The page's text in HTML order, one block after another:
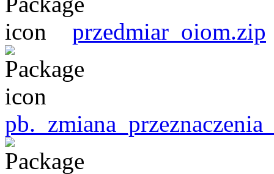
przedmiar_oiom.zip